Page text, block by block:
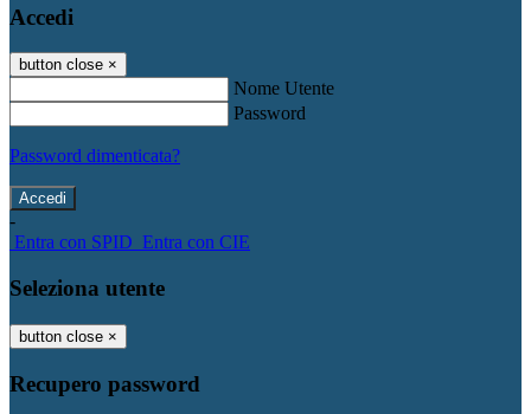
Accedi
button close ×
Nome Utente
Password
Password dimenticata?
-
Entra con SPID Entra con CIE
Seleziona utente
button close ×
Recupero password